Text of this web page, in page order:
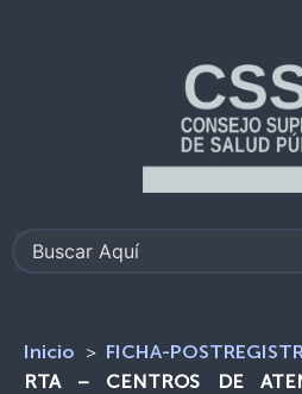
Inicio > FICHA-
RTA – CENTROS DE